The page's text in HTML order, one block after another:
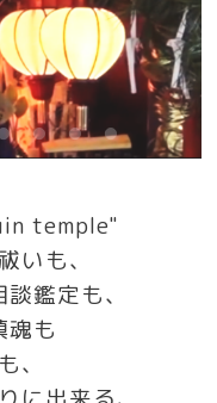
temple"
いも、
鑑定も、
魂も
、